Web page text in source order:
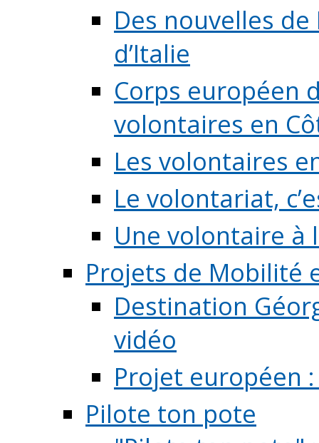
Des nouvelles
d’Italie
Corps européen
volontaires en
Les volontaires
Le volontariat,
Une volontaire à
Projets de Mobilité
Destination
vidéo
Projet européen
Pilote ton pote